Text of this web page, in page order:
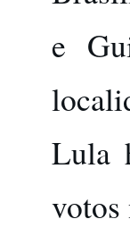
e
Lula
votos